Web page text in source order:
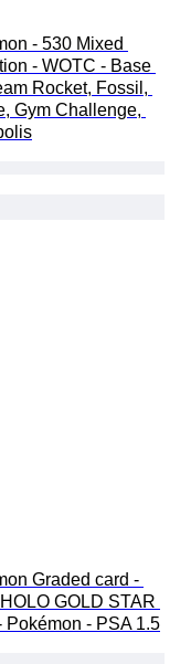
- 530 Mixed
- WOTC - Base
Rocket, Fossil,
Gym Challenge,
Graded card -
GOLD STAR
Pokémon - PSA 1.5